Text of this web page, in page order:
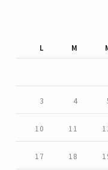
L
M
3 4
10 11
17 18